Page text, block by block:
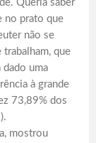
Queria saber
no prato que
não se
trabalham, que
uma
à grande
73,89% dos
mostrou